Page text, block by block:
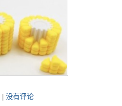
| 没有评论